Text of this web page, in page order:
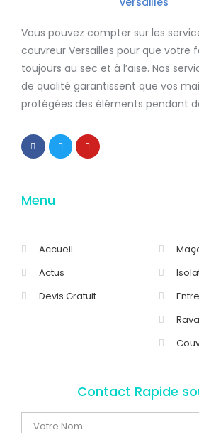
Vous pouvez compter sur les
couvreur Versailles pour que votre
toujours au sec et à l’aise. Nos
de qualité garantissent que vos
protégées des éléments pendant
Menu
Accueil
Actus
Devis Gratuit
Contact Rapide